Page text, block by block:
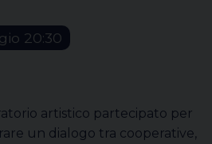
20:30
artistico partecipato per
un dialogo tra cooperative,